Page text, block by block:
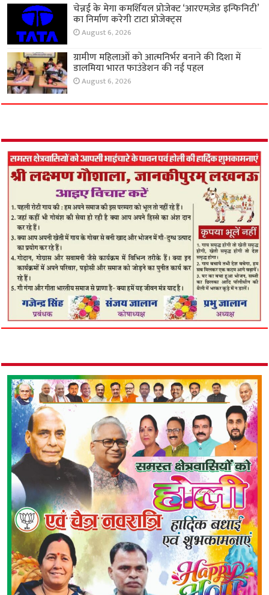
चेन्नई के मेगा कमर्शियल प्रोजेक्ट ‘आरएमज़ेड इन्फिनिटी’
का निर्माण करेगी टाटा प्रोजेक्ट्स
August 6, 2026
ग्रामीण महिलाओं को आत्मनिर्भर बनाने की दिशा में
डालमिया भारत फाउंडेशन की नई पहल
August 6, 2026